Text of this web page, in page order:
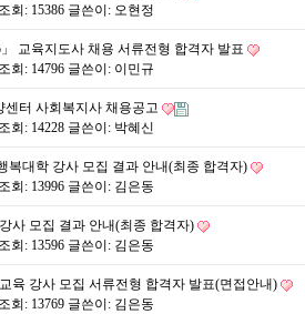
조회: 15386 글쓴이: 오현정
교육지도사 채용 서류전형 합격자 발표
조회: 14796 글쓴이: 이민규
센터 사회복지사 채용공고
조회: 14228 글쓴이: 박혜신
복대학 강사 모집 결과 안내(최종 합격자)
조회: 13996 글쓴이: 김은동
사 모집 결과 안내(최종 합격자)
조회: 13596 글쓴이: 김은동
육 강사 모집 서류전형 합격자 발표(면접안내)
조회: 13769 글쓴이: 김은동